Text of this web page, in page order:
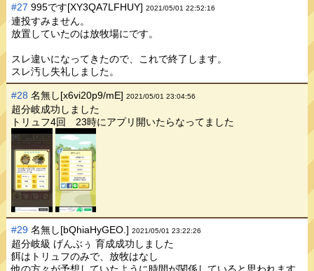
#27 995です[XY3QA7LFHUY]2021/05/01 22:52:16
連投すみません。
放置していたのは放牧場にです。
スレ違いになってきたので、これで終了します。
スレ汚し失礼しました。
#28 名無し[x6vi20p9/mE]2021/05/01 23:04:56
超分岐成功しました
トリュフ4回 23時にアプリ開いたらなってました
#29 名無し[bQhiaHyGEO.]2021/05/01 23:22:26
超分岐級 げんぶぅ 育成成功しました
餌はトリュフのみで、放牧はなし